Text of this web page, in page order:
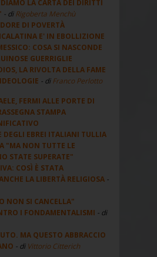
LA CARTA DEI DIRITTI
- diRigoberta Menchù
DI POVERTÀ
E' IN EBOLLIZIONE
COSA SI NASCONDE
GUERRIGLIE
LA RIVOLTA DELLA FAME
- diFranco Perlotto
FERMI ALLE PORTE DI
STAMPA
DEGLI EBREI ITALIANI TULLIA
"MA NON TUTTE LE
STATE SUPERATE"
COSÌ È STATA
LA LIBERTÀ RELIGIOSA -
NON SI CANCELLA"
I FONDAMENTALISMI - di
MA QUESTO ABBRACCIO
- di Vittorio Citterich